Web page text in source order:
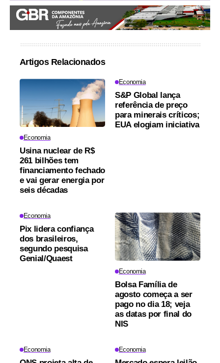
Artigos Relacionados
Economia
Usina nuclear de R$
261 bilhões tem
financiamento fechado
e vai gerar energia por
seis décadas
Economia
S&P Global lança
referência de preço
para minerais críticos;
EUA elogiam iniciativa
Economia
Pix lidera confiança
dos brasileiros,
segundo pesquisa
Genial/Quaest
Economia
Bolsa Família de
agosto começa a ser
pago no dia 18; veja
as datas por final do
NIS
Economia Economia